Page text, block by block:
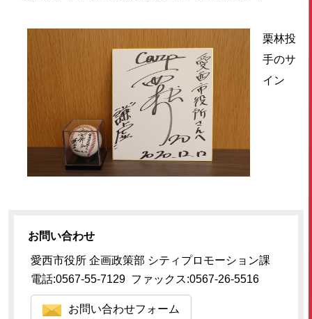
栗林投
手のサ
イン
お問い合わせ
愛西市役所 企画政策部 シティプロモーション課
電話:0567-55-7129 ファックス:0567-26-5516
お問い合わせフォーム